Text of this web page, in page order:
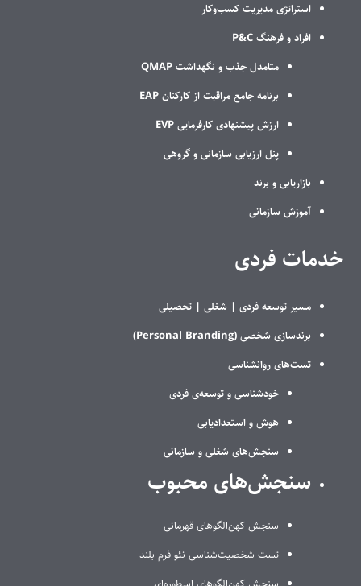
استراتژی مدیریت کسب‌وکار
افراد و فرهنگ P&C
متامدل جذب و نگهداشت QMAP
برنامه جامع مراقبت از کارکنان EAP
ارزش پیشنهادی کارفرمایی EVP
پنل ارزیابی سازمانی و گروهی
بازاریابی و برند
آموزش سازمانی
خدمات فردی
مسیر توسعه فردی | شغلی |تحصیلی
برندسازی شخصی (Personal Branding)
تست‌های روانشناسی
خودشناسی و توسعه‌ی فردی
هوش و استعدادیابی
سنجش‌های شغلی و سازمانی
سنجش‌های محبوب
سنجش کهن‌الگوهای قهرمانی
تست شخصیت‌شناسی نئو فرم بلند